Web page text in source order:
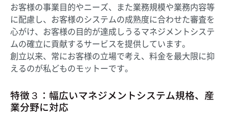
お客様の事業目的やニーズ、また業務規模や業務内容等
に配慮し、お客様のシステムの成熟度に合わせた審査を
心がけ、お客様の目的が達成しうるマネジメントシステ
ムの確立に貢献するサービスを提供しています。
創立以来、常にお客様の立場で考え、料金を最大限に抑
えるのが私どものモットーです。
特徴３：幅広いマネジメントシステム規格、産
業分野に対応